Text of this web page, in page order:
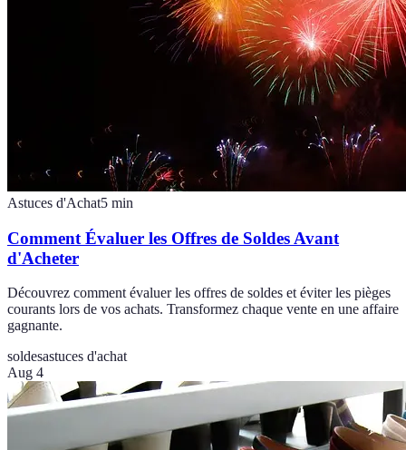
Astuces d'Achat5 min
Comment Évaluer les Offres de Soldes Avant
d'Acheter
Découvrez comment évaluer les offres de soldes et éviter les pièges
courants lors de vos achats. Transformez chaque vente en une affaire
gagnante.
soldesastuces d'achat
Aug 4